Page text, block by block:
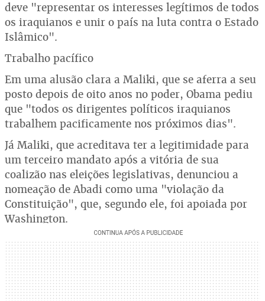
deve "representar os interesses legítimos de todos
os iraquianos e unir o país na luta contra o Estado
Islâmico".
Trabalho pacífico
Em uma alusão clara a Maliki, que se aferra a seu
posto depois de oito anos no poder, Obama pediu
que "todos os dirigentes políticos iraquianos
trabalhem pacificamente nos próximos dias".
Já Maliki, que acreditava ter a legitimidade para
um terceiro mandato após a vitória de sua
coalizão nas eleições legislativas, denunciou a
nomeação de Abadi como uma "violação da
Constituição", que, segundo ele, foi apoiada por
Washington.